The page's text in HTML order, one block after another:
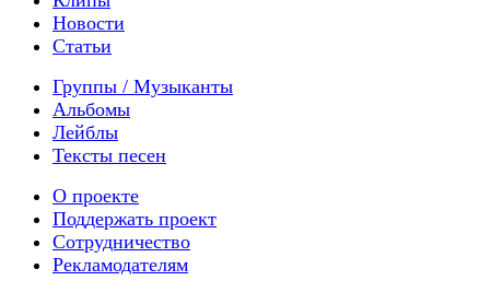
Новости
Статьи
Группы / Музыканты
Альбомы
Лейблы
Тексты песен
О проекте
Поддержать проект
Сотрудничество
Рекламодателям